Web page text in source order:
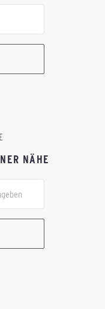
NÄHE